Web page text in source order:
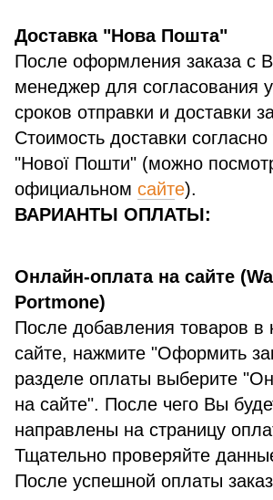
Доставка "Нова Пошта"
После оформления заказа с
менеджер для согласования
сроков отправки и доставки
Стоимость доставки
"Нової Пошти" (можно
официальном сайте).
ВАРИАНТЫ ОПЛАТЫ:
Онлайн-оплата на сайте
Portmone)
После добавления товаров в
сайте, нажмите "Оформить
разделе оплаты выберите
на сайте". После чего Вы
направлены на страницу
Тщательно проверяйте
После успешной оплаты